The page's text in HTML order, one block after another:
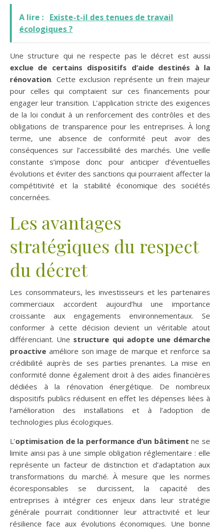
A lire : Existe-t-il des tenues de travail
écologiques ?
Une structure qui ne respecte pas le décret est aussi
exclue de certains dispositifs d’aide destinés à la
rénovation. Cette exclusion représente un frein majeur
pour celles qui comptaient sur ces financements pour
engager leur transition. L’application stricte des exigences
de la loi conduit à un renforcement des contrôles et des
obligations de transparence pour les entreprises. À long
terme, une absence de conformité peut avoir des
conséquences sur l’accessibilité des marchés. Une veille
constante s’impose donc pour anticiper d’éventuelles
évolutions et éviter des sanctions qui pourraient affecter la
compétitivité et la stabilité économique des sociétés
concernées.
Les avantages
stratégiques du respect
du décret
Les consommateurs, les investisseurs et les partenaires
commerciaux accordent aujourd’hui une importance
croissante aux engagements environnementaux. Se
conformer à cette décision devient un véritable atout
différenciant. Une structure qui adopte une démarche
proactive améliore son image de marque et renforce sa
crédibilité auprès de ses parties prenantes. La mise en
conformité donne également droit à des aides financières
dédiées à la rénovation énergétique. De nombreux
dispositifs publics réduisent en effet les dépenses liées à
l’amélioration des installations et à l’adoption de
technologies plus écologiques.
L’optimisation de la performance d’un bâtiment ne se
limite ainsi pas à une simple obligation réglementaire : elle
représente un facteur de distinction et d’adaptation aux
transformations du marché. À mesure que les normes
écoresponsables se durcissent, la capacité des
entreprises à intégrer ces enjeux dans leur stratégie
générale pourrait conditionner leur attractivité et leur
résilience face aux évolutions économiques. Une bonne